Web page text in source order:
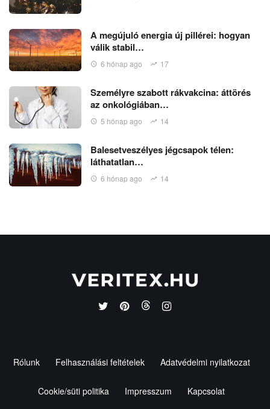
A megújuló energia új pillérei: hogyan
válik stabil…
6 hónap ago 17
Személyre szabott rákvakcina: áttörés
az onkológiában…
5 hónap ago 14
Balesetveszélyes jégcsapok télen:
láthatatlan…
6 hónap ago 14
Rólunk Felhasználási feltételek Adatvédelmi nyilatkozat
Cookie/süti politika Impresszum Kapcsolat